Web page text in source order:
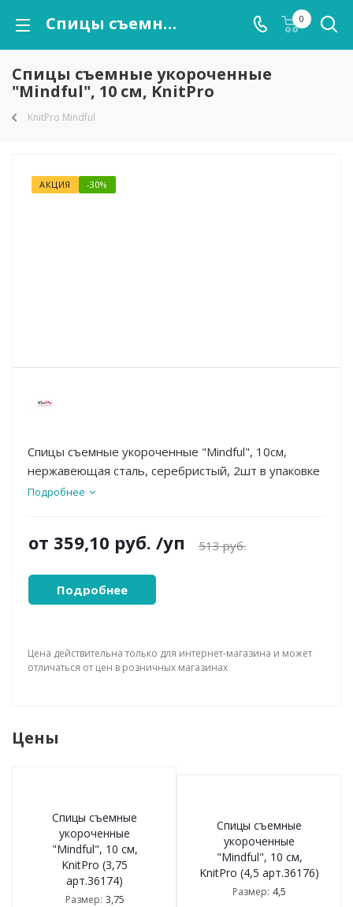
Спицы съемные укороченные "Mindful", 10 см, KnitPro 0
Спицы съемные укороченные
"Mindful", 10 см, KnitPro
KnitPro Mindful
АКЦИЯ -30%
Спицы съемные укороченные "Mindful", 10см,
нержавеющая сталь, серебристый, 2шт в упаковке
Подробнее
от 359,10 руб. /уп 513 руб.
Подробнее
Цена действительна только для интернет-магазина и может
отличаться от цен в розничных магазинах
Цены
Спицы съемные
укороченные
"Mindful", 10 см,
KnitPro (3,75
арт.36174)
Размер: 3,75
Спицы съемные
укороченные
"Mindful", 10 см,
KnitPro (4,5 арт.36176)
Размер: 4,5